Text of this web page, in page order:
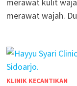
merawat kulit
merawat wajah.
KLINIK KECANTIKAN